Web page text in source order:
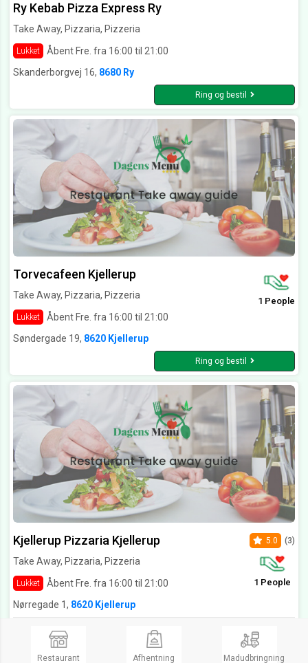
Ry Kebab Pizza Express Ry
Take Away, Pizzaria, Pizzeria
Lukket
Åbent Fre. fra 16:00 til 21:00
Skanderborgvej 16, 8680 Ry
Ring og bestil
Torvecafeen Kjellerup
Take Away, Pizzaria, Pizzeria
Lukket Åbent Fre. fra 16:00 til 21:00
1 People
Søndergade 19, 8620 Kjellerup
Ring og bestil
Kjellerup Pizzaria Kjellerup
Take Away, Pizzaria, Pizzeria
Lukket Åbent Fre. fra 16:00 til 21:00
5.0 (3)
1 People
Nørregade 1, 8620 Kjellerup
Maden er god. Fik den bedste pizza længe. Knasende sprød bund, med en smagsmæssig vel afballanceret fyld. Tilberedt og serveret af de sødeste mennesker. Glæder mig til næste besøg :)
Restaurant Afhentning Madudbringning